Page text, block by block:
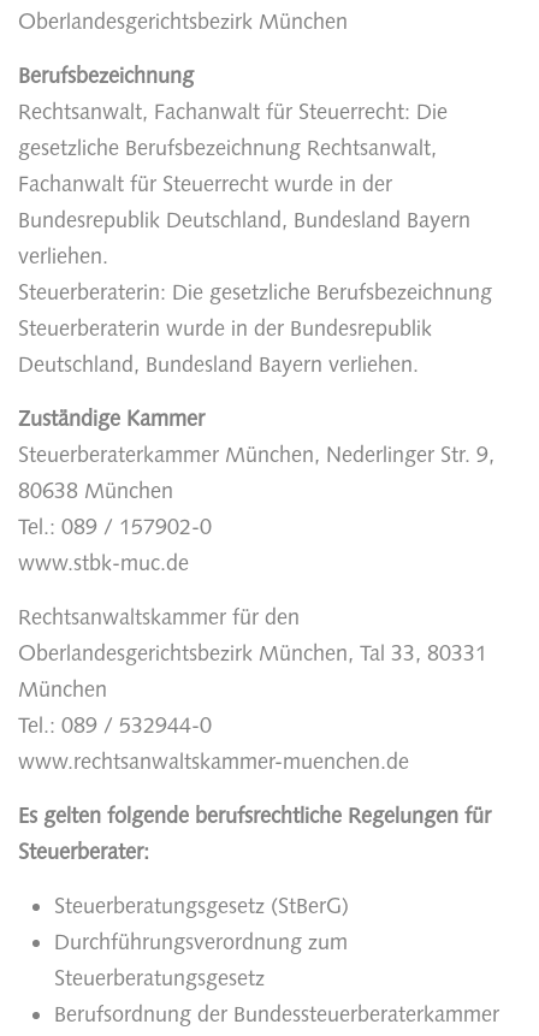
Oberlandesgerichtsbezirk München
Berufsbezeichnung
Rechtsanwalt, Fachanwalt für Steuerrecht: Die
gesetzliche Berufsbezeichnung Rechtsanwalt,
Fachanwalt für Steuerrecht wurde in der
Bundesrepublik Deutschland, Bundesland Bayern
verliehen.
Steuerberaterin: Die gesetzliche Berufsbezeichnung
Steuerberaterin wurde in der Bundesrepublik
Deutschland, Bundesland Bayern verliehen.
Zuständige Kammer
Steuerberaterkammer München, Nederlinger Str. 9,
80638 München
Tel.: 089 / 157902-0
www.stbk-muc.de
Rechtsanwaltskammer für den
Oberlandesgerichtsbezirk München, Tal 33, 80331
München
Tel.: 089 / 532944-0
www.rechtsanwaltskammer-muenchen.de
Es gelten folgende berufsrechtliche Regelungen für
Steuerberater:
Steuerberatungsgesetz (StBerG)
Durchführungsverordnung zum
Steuerberatungsgesetz
Berufsordnung der Bundessteuerberaterkammer